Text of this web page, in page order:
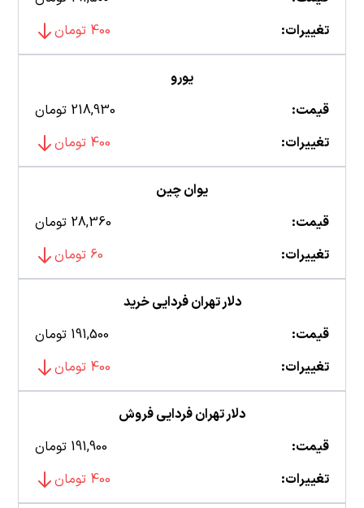
تغییرات:
400 تومان
یورو
قیمت:
218,930 تومان
تغییرات:
400 تومان
یوان چین
قیمت:
28,360 تومان
تغییرات:
60 تومان
دلار تهران فردایی خرید
قیمت:
191,500 تومان
تغییرات:
400 تومان
دلار تهران فردایی فروش
قیمت:
191,900 تومان
تغییرات:
400 تومان